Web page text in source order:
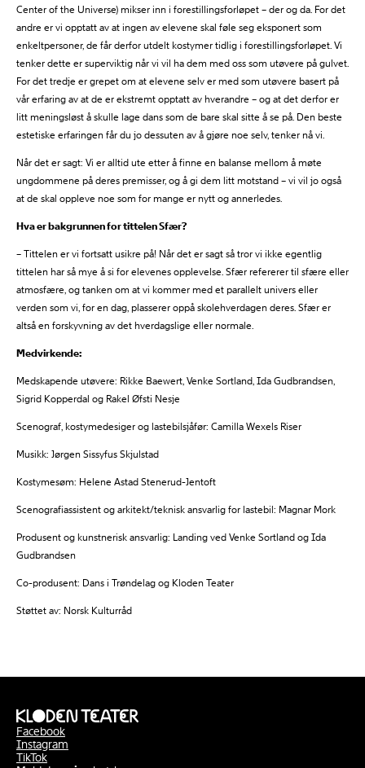
Center of the Universe) mikser inn i forestillingsforløpet – der og da. For det
andre er vi opptatt av at ingen av elevene skal føle seg eksponert som
enkeltpersoner, de får derfor utdelt kostymer tidlig i forestillingsforløpet. Vi
tenker dette er superviktig når vi vil ha dem med oss som utøvere på gulvet.
For det tredje er grepet om at elevene selv er med som utøvere basert på
vår erfaring av at de er ekstremt opptatt av hverandre – og at det derfor er
litt meningsløst å skulle lage dans som de bare skal sitte å se på. Den beste
estetiske erfaringen får du jo dessuten av å gjøre noe selv, tenker nå vi.
Når det er sagt: Vi er alltid ute etter å finne en balanse mellom å møte
ungdommene på deres premisser, og å gi dem litt motstand – vi vil jo også
at de skal oppleve noe som for mange er nytt og annerledes.
Hva er bakgrunnen for tittelen Sfær?
– Tittelen er vi fortsatt usikre på! Når det er sagt så tror vi ikke egentlig
tittelen har så mye å si for elevenes opplevelse. Sfær refererer til sfære eller
atmosfære, og tanken om at vi kommer med et parallelt univers eller
verden som vi, for en dag, plasserer oppå skolehverdagen deres. Sfær er
altså en forskyvning av det hverdagslige eller normale.
Medvirkende:
Medskapende utøvere: Rikke Baewert, Venke Sortland, Ida Gudbrandsen,
Sigrid Kopperdal og Rakel Øfsti Nesje
Scenograf, kostymedesiger og lastebilsjåfør: Camilla Wexels Riser
Musikk: Jørgen Sissyfus Skjulstad
Kostymesøm: Helene Astad Stenerud-Jentoft
Scenografiassistent og arkitekt/teknisk ansvarlig for lastebil: Magnar Mork
Produsent og kunstnerisk ansvarlig: Landing ved Venke Sortland og Ida
Gudbrandsen
Co-produsent: Dans i Trøndelag og Kloden Teater
Støttet av: Norsk Kulturråd
Facebook
Instagram
TikTok